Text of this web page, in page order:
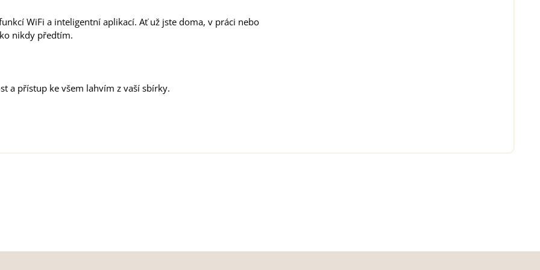
WiFi a inteligentní aplikací. Ať už jste doma, v práci nebo
nikdy předtím.
a přístup ke všem lahvím z vaší sbírky.